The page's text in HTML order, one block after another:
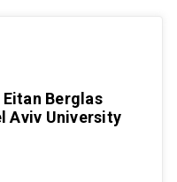
Berglas
Aviv University